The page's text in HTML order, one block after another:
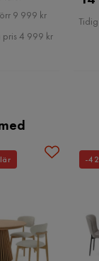
102 kg
9 999 kr
pris 4 999 kr
-